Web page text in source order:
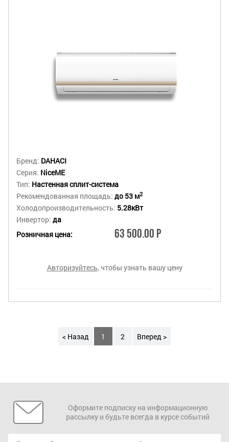
Бренд: DAHACI
Серия: NiceME
Тип: Настенная сплит-система
Рекомендованная площадь: до 53 м2
Холодопроизводительность: 5.28кВт
Инвертор: да
Розничная цена:
63 500.00 Р
Авторизуйтесь, чтобы узнать вашу цену
< Назад 1 2 Вперед >
Оформите подписку на информационную
рассылку и будьте всегда в курсе событий